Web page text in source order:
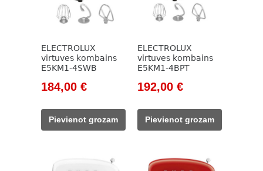
ELECTROLUX
virtuves kombains
E5KM1-4SWB
Original
was:
415,00 €.
184,00 €Current
184,00 €.
Pievienot grozam
ELECTROLUX
virtuves kombains
E5KM1-4BPT
Original
was:
415,00 €.
192,00 €Current
192,00 €.
Pievienot grozam